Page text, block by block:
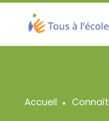
Aller
contenu
principal
Fil
Accueil